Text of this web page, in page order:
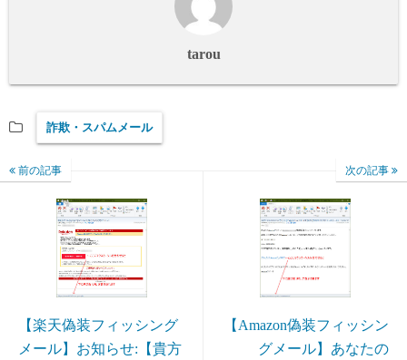
tarou
詐欺・スパムメール
前の記事
【楽天偽装フィッシング
メール】お知らせ:【貴方
次の記事
【Amazon偽装フィッシン
グメール】あなたの